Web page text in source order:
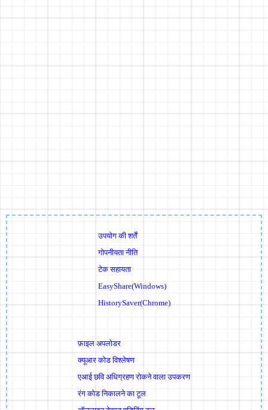
उपयोग की शर्तें
गोपनीयता नीति
टेक सहायता
EasyShare(Windows)
HistorySaver(Chrome)
फ़ाइल अपलोडर
क्यूआर कोड विश्लेषण
एआई छवि अधिग्रहण रोकने वाला उपकरण
रंग कोड निकालने का टूल